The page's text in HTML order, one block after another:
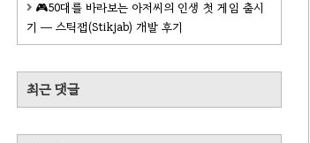
🎮50대를 바라보는 아저씨의 인생 첫 게임 출시
기 — 스틱잽(Stikjab) 개발 후기
최근 댓글